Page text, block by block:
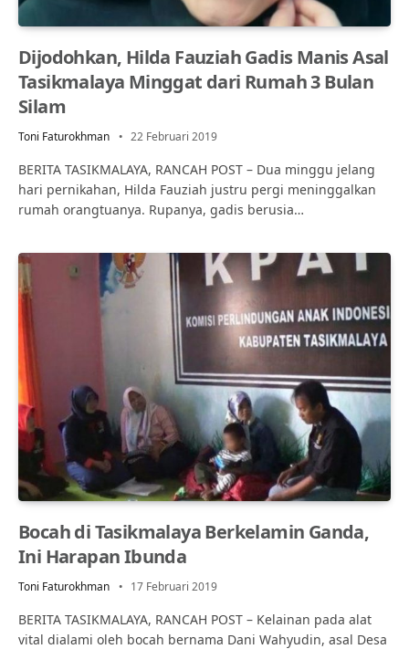
Dijodohkan, Hilda Fauziah Gadis Manis Asal
Tasikmalaya Minggat dari Rumah 3 Bulan
Silam
Toni Faturokhman 22 Februari 2019
BERITA TASIKMALAYA, RANCAH POST – Dua minggu jelang
hari pernikahan, Hilda Fauziah justru pergi meninggalkan
rumah orangtuanya. Rupanya, gadis berusia…
Bocah di Tasikmalaya Berkelamin Ganda,
Ini Harapan Ibunda
Toni Faturokhman 17 Februari 2019
BERITA TASIKMALAYA, RANCAH POST – Kelainan pada alat
vital dialami oleh bocah bernama Dani Wahyudin, asal Desa